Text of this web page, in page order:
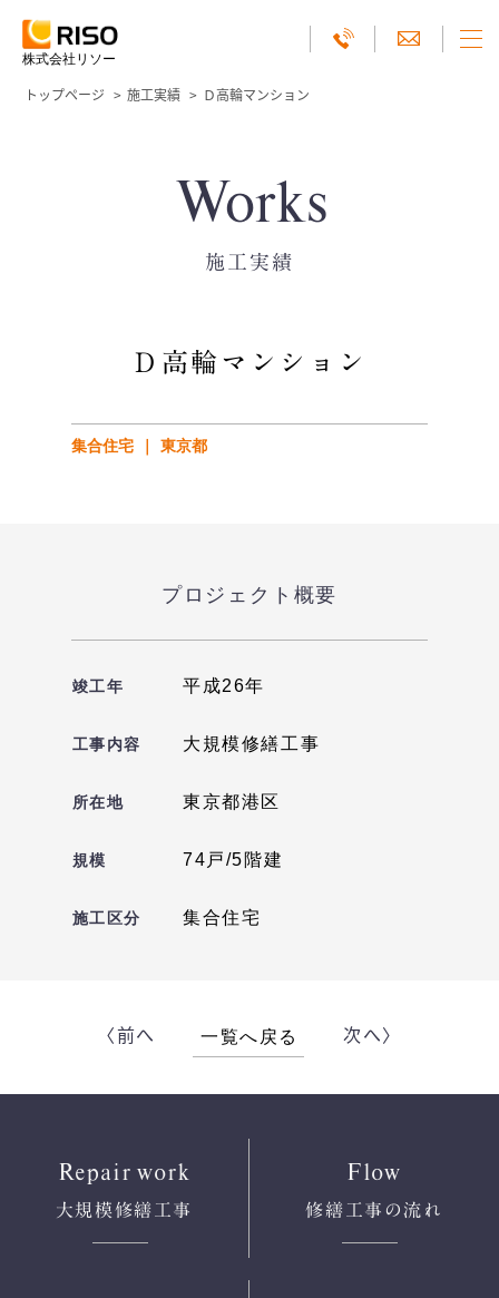
株式会社リソー
トップページ 施工実績 Ｄ高輪マンション
Works
施工実績
Ｄ高輪マンション
集合住宅 東京都
プロジェクト概要
竣工年 平成26年
工事内容 大規模修繕工事
所在地 東京都港区
規模 74戸/5階建
施工区分 集合住宅
〈前へ 一覧へ戻る 次へ〉
Repair work
大規模修繕工事
Flow
修繕工事の流れ